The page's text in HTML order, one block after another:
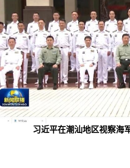
习近平在潮汕地区视察海